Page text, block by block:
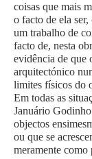
coisas que mais
o facto de ela
um trabalho de
facto de, nesta
evidência de que
arquitectónico
limites físicos do
Em todas as
Januário
objectos
ou que se
meramente como